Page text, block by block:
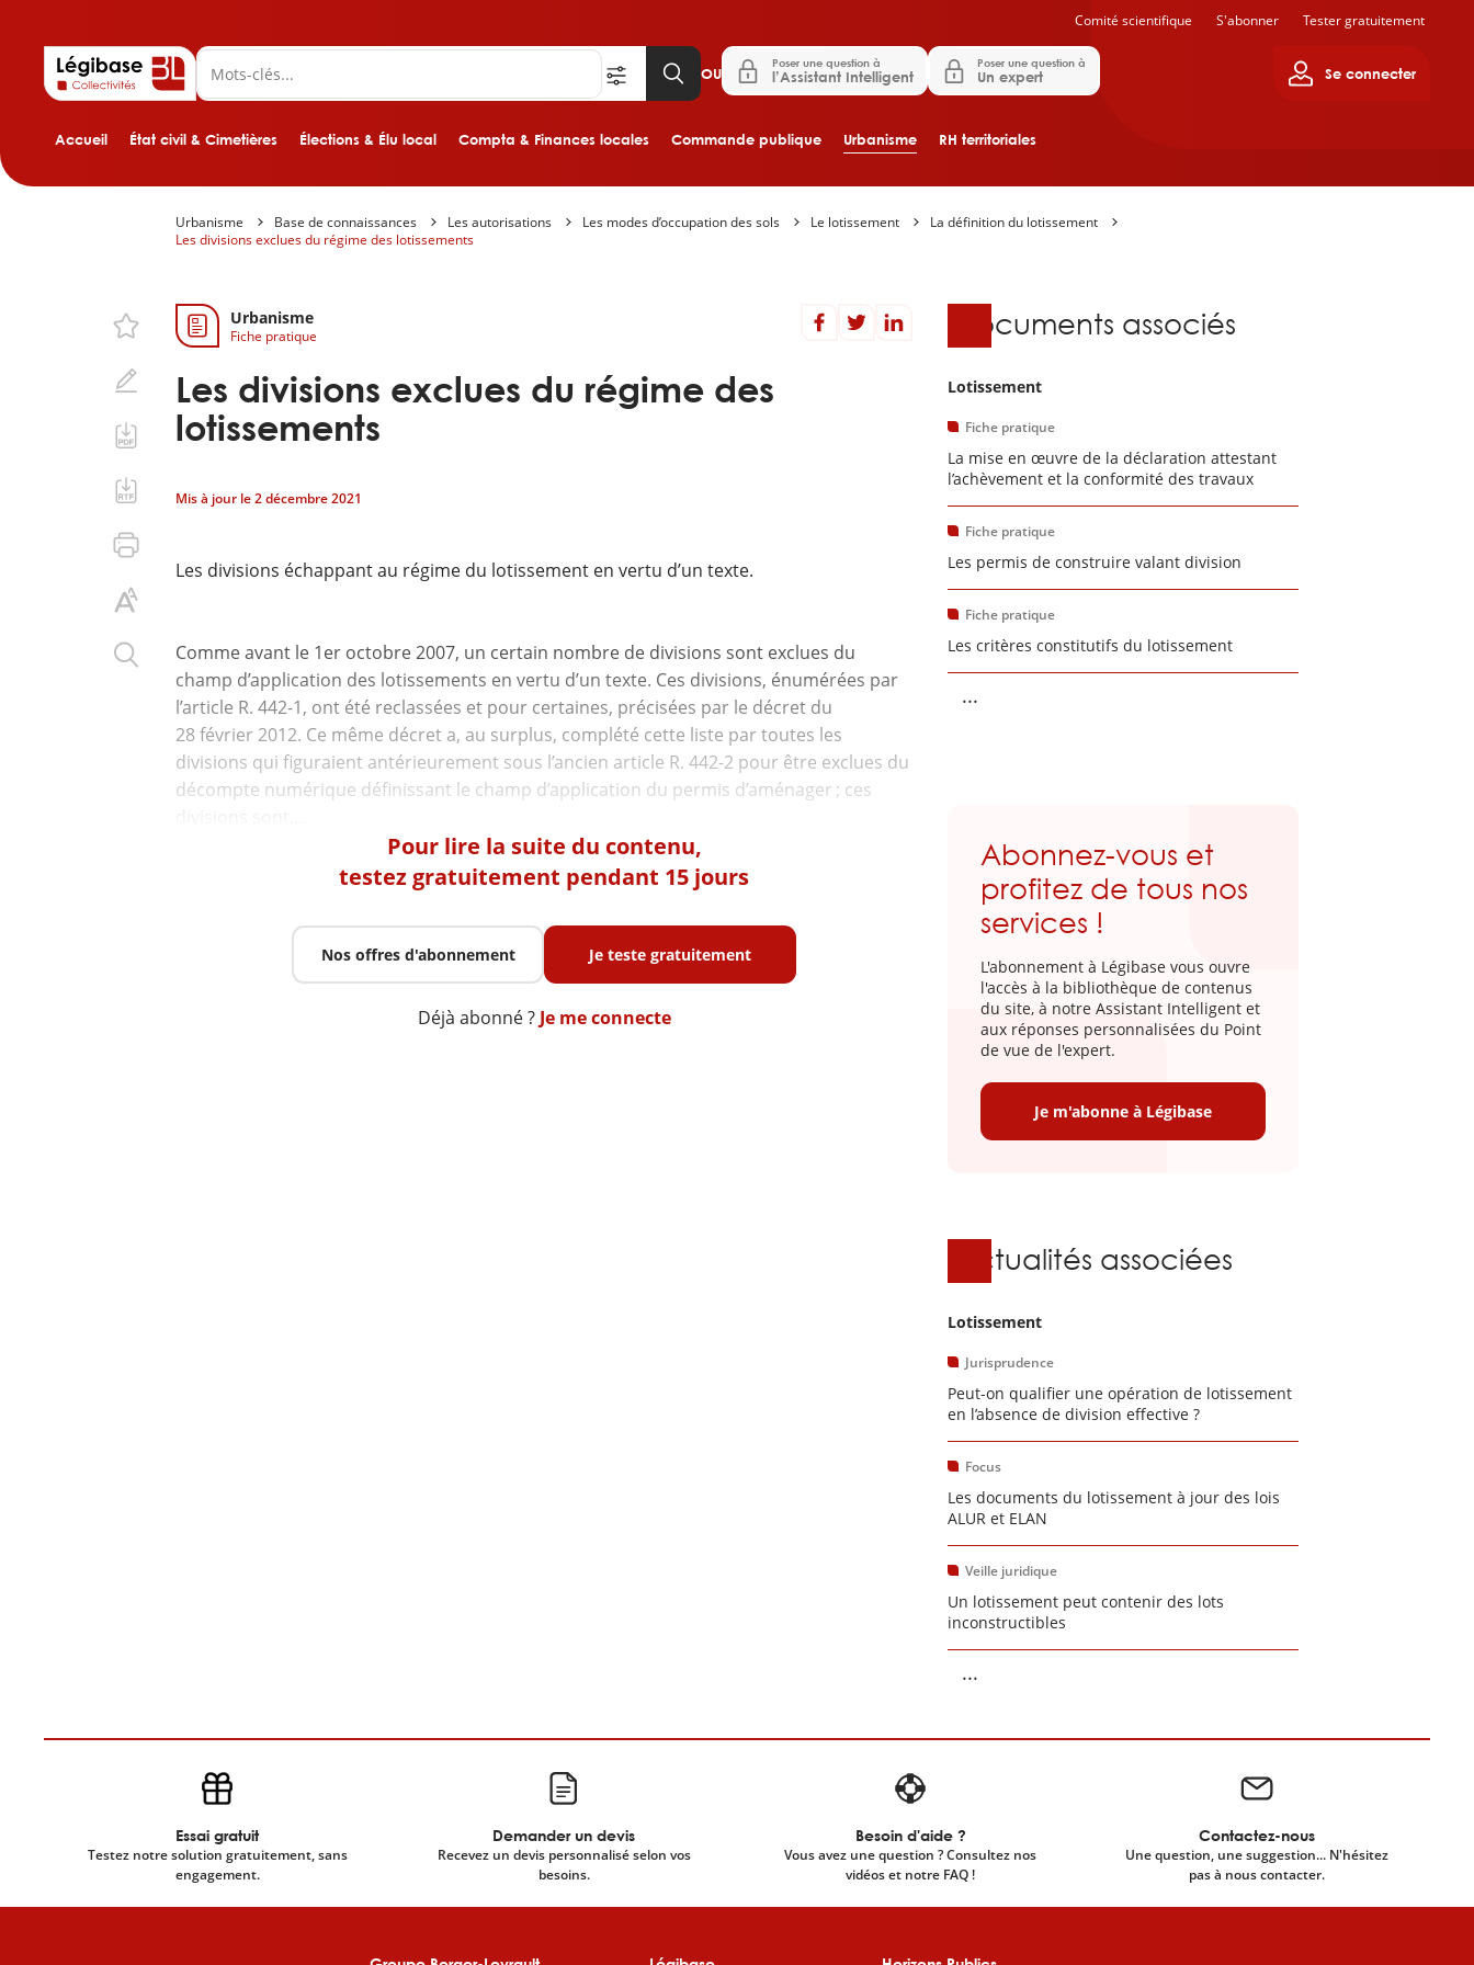
Aller au contenu principal
Accueil État civil & Cimetières Élections & Élu local Compta & Finances locales Commande publique Urbanisme RH territoriales
OU
Poser une question à
l’Assistant Intelligent
Poser une question à
Un expert Se connecter
Comité scientifique S'abonner Tester gratuitement
Urbanisme Base de connaissances Les autorisations Les modes d’occupation des sols Le lotissement
La définition du lotissement
Les divisions exclues du régime des lotissements
Urbanisme
Fiche pratique
Les divisions exclues du régime des
lotissements
Mis à jour le2 décembre 2021
Les divisions échappant au régime du lotissement en vertu d’un texte.
Comme avant le 1er octobre 2007, un certain nombre de divisions sont exclues du
champ d’application des lotissements en vertu d’un texte. Ces divisions, énumérées par
l’article R. 442-1, ont été reclassées et pour certaines, précisées par le décret du
28 février 2012. Ce même décret a, au surplus, complété cette liste par toutes les
divisions qui figuraient antérieurement sous l’ancien article R. 442-2 pour être exclues du
décompte numérique définissant le champ d’application du permis d’aménager ; ces
Pour lire la suite du contenu,
testez gratuitement pendant 15 jours
Nos offres d'abonnement Je teste gratuitement
Déjà abonné ? Je me connecte
Documents associés
Lotissement
Fiche pratique
La mise en œuvre de la déclaration attestant
l’achèvement et la conformité des travaux
Fiche pratique
Les permis de construire valant division
Fiche pratique
Les critères constitutifs du lotissement
...
Abonnez-vous et
profitez de tous nos
services !
L'abonnement à Légibase vous ouvre
l'accès à la bibliothèque de contenus
du site, à notre Assistant Intelligent et
aux réponses personnalisées du Point
de vue de l'expert.
Je m'abonne à Légibase
Actualités associées
Lotissement
Jurisprudence
Peut-on qualifier une opération de lotissement
en l’absence de division effective ?
Focus
Les documents du lotissement à jour des lois
ALUR et ELAN
Veille juridique
Un lotissement peut contenir des lots
inconstructibles
...
Essai gratuit
Testez notre solution gratuitement, sans
engagement.
Demander un devis
Recevez un devis personnalisé selon vos
besoins.
Besoin d'aide ?
Vous avez une question ? Consultez nos
vidéos et notre FAQ !
Contactez-nous
Une question, une suggestion... N'hésitez
pas à nous contacter.